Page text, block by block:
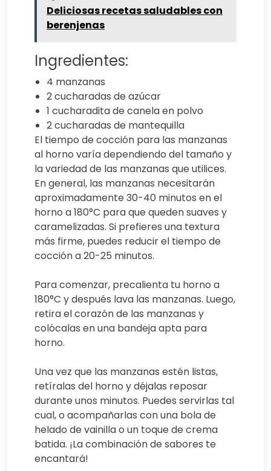
Deliciosas recetas saludables con
berenjenas
Ingredientes:
4 manzanas
2 cucharadas de azúcar
1 cucharadita de canela en polvo
2 cucharadas de mantequilla
El tiempo de cocción para las manzanas
al horno varía dependiendo del tamaño y
la variedad de las manzanas que utilices.
En general, las manzanas necesitarán
aproximadamente 30-40 minutos en el
horno a 180°C para que queden suaves y
caramelizadas. Si prefieres una textura
más firme, puedes reducir el tiempo de
cocción a 20-25 minutos.
Para comenzar, precalienta tu horno a
180°C y después lava las manzanas. Luego,
retira el corazón de las manzanas y
colócalas en una bandeja apta para
horno.
Una vez que las manzanas estén listas,
retíralas del horno y déjalas reposar
durante unos minutos. Puedes servirlas tal
cual, o acompañarlas con una bola de
helado de vainilla o un toque de crema
batida. ¡La combinación de sabores te
encantará!